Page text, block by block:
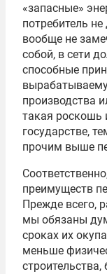
«запасные»
потребитель
вообще не
собой, в сети
способные
производства
такая роскошь
государстве,
прочим выше
преимуществ
Прежде всего,
мы обязаны
сроках их
меньше